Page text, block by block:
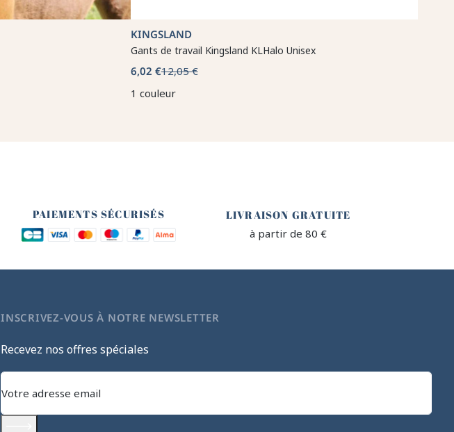
KINGSLAND
Gants de travail Kingsland KLHalo Unisex
6,02 €12,05 €
1 couleur
PAIEMENTS SÉCURISÉS
LIVRAISON GRATUITE
à partir de 80 €
INSCRIVEZ-VOUS À NOTRE NEWSLETTER
Recevez nos offres spéciales